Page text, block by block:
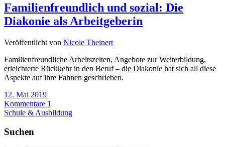
Familienfreundlich und sozial: Die
Diakonie als Arbeitgeberin
Veröffentlicht von Nicole Theinert
Familienfreundliche Arbeitszeiten, Angebote zur Weiterbildung,
erleichterte Rückkehr in den Beruf – die Diakonie hat sich all diese
Aspekte auf ihre Fahnen geschrieben.
12. Mai 2019
Kommentare 1
Schule & Ausbildung
Suchen